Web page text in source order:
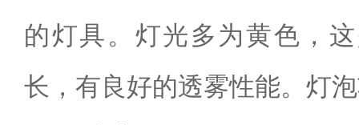
的灯具。灯光多为黄色，
长，有良好的透雾性能。灯